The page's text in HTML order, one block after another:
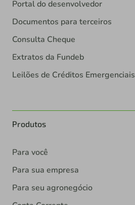
Portal do desenvolvedor
Documentos para terceiros
Consulta Cheque
Extratos da Fundeb
Leilões de Créditos Emergenciais
Produtos
Para você
Para sua empresa
Para seu agronegócio